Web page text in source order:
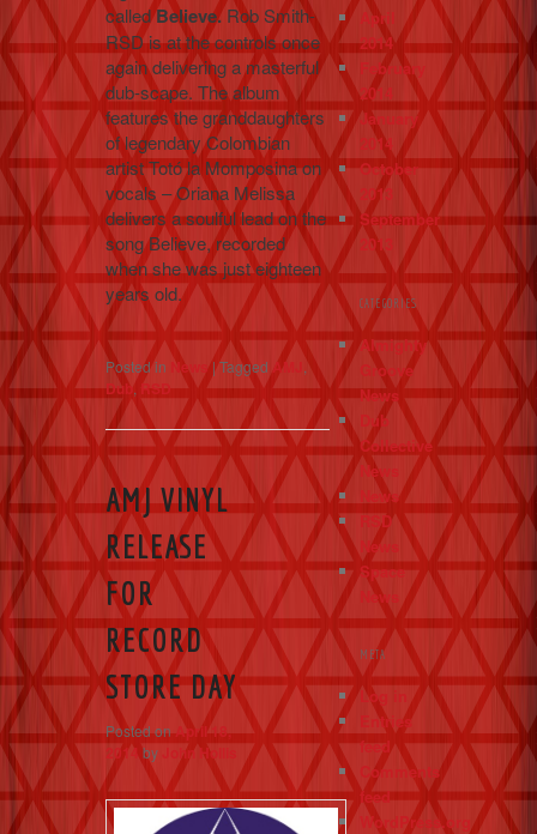
calledBelieve.Rob Smith-
RSD is at the controls once
again delivering a masterful
dub-scape. The album
features the granddaughters
of legendary Colombian
artist Totó la Momposina on
vocals – Oriana Melissa
delivers a soulful lead on the
song Believe, recorded
when she was just eighteen
years old.
Posted in News |Tagged AMJ ,
Dub, RSD
AMJ VINYL
RELEASE
FOR
RECORD
STORE DAY
Posted onApril 18,
2014by John Hollis
April
2014
February
2014
January
2014
October
2013
September
2013
CATEGORIES
Almighty
Groove
News
Dub
Collective
News
News
RSD
News
Space
News
META
Log in
Entries
feed
Comments
feed
WordPress.org